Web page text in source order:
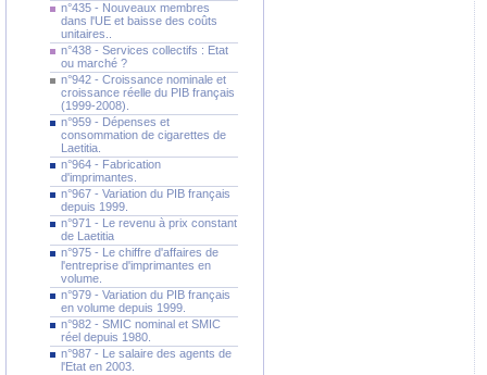
n°435 - Nouveaux membres
dans l'UE et baisse des coûts
unitaires..
n°438 - Services collectifs : Etat
ou marché ?
n°942 - Croissance nominale et
croissance réelle du PIB français
(1999-2008).
n°959 - Dépenses et
consommation de cigarettes de
Laetitia.
n°964 - Fabrication
d'imprimantes.
n°967 - Variation du PIB français
depuis 1999.
n°971 - Le revenu à prix constant
de Laetitia
n°975 - Le chiffre d'affaires de
l'entreprise d'imprimantes en
volume.
n°979 - Variation du PIB français
en volume depuis 1999.
n°982 - SMIC nominal et SMIC
réel depuis 1980.
n°987 - Le salaire des agents de
l'Etat en 2003.